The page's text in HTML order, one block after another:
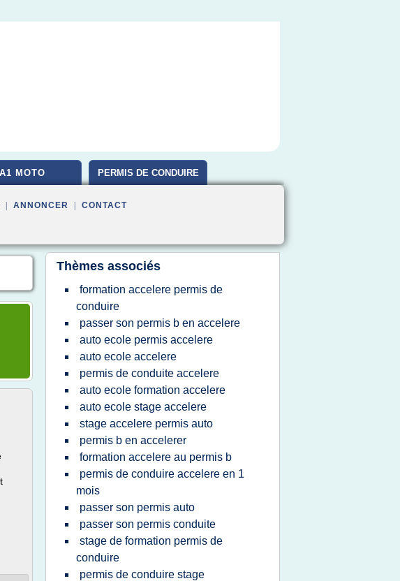
A1 MOTO PERMIS DE CONDUIRE
ANNONCER CONTACT
Thèmes associés
formation accelere permis de
conduire
passer son permis b en accelere
auto ecole permis accelere
auto ecole accelere
permis de conduite accelere
auto ecole formation accelere
auto ecole stage accelere
stage accelere permis auto
permis b en accelerer
formation accelere au permis b
permis de conduire accelere en 1
mois
passer son permis auto
passer son permis conduite
stage de formation permis de
conduire
permis de conduire stage